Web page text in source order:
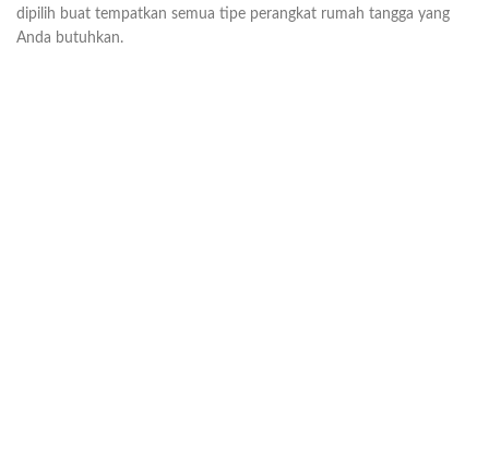
dipilih buat tempatkan semua tipe perangkat rumah tangga yang
Anda butuhkan.